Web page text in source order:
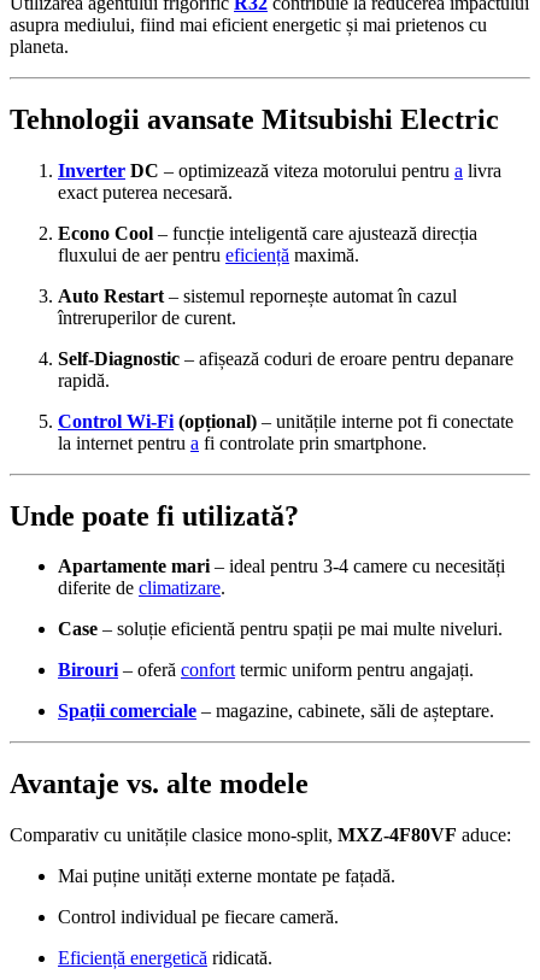
asupra mediului, fiind mai eficient energetic și mai prietenos cu
planeta.
Tehnologii avansate Mitsubishi Electric
Inverter DC – optimizează viteza motorului pentru a livra
exact puterea necesară.
Econo Cool – funcție inteligentă care ajustează direcția
fluxului de aer pentru eficiență maximă.
Auto Restart – sistemul repornește automat în cazul
întreruperilor de curent.
Self-Diagnostic – afișează coduri de eroare pentru depanare
rapidă.
Control Wi-Fi (opțional) – unitățile interne pot fi conectate
la internet pentru a fi controlate prin smartphone.
Unde poate fi utilizată?
Apartamente mari– ideal pentru 3-4 camere cu necesități
diferite de climatizare.
Case – soluție eficientă pentru spații pe mai multe niveluri.
Birouri– oferă conforttermic uniform pentru angajați.
Spații comerciale – magazine, cabinete, săli de așteptare.
Avantaje vs. alte modele
Comparativ cu unitățile clasice mono-split, MXZ-4F80VF aduce:
Mai puține unități externe montate pe fațadă.
Control individual pe fiecare cameră.
Eficiență energetică ridicată.